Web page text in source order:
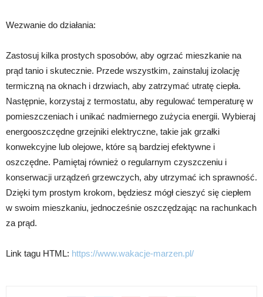
Wezwanie do działania:
Zastosuj kilka prostych sposobów, aby ogrzać mieszkanie na
prąd tanio i skutecznie. Przede wszystkim, zainstaluj izolację
termiczną na oknach i drzwiach, aby zatrzymać utratę ciepła.
Następnie, korzystaj z termostatu, aby regulować temperaturę w
pomieszczeniach i unikać nadmiernego zużycia energii. Wybieraj
energooszczędne grzejniki elektryczne, takie jak grzałki
konwekcyjne lub olejowe, które są bardziej efektywne i
oszczędne. Pamiętaj również o regularnym czyszczeniu i
konserwacji urządzeń grzewczych, aby utrzymać ich sprawność.
Dzięki tym prostym krokom, będziesz mógł cieszyć się ciepłem
w swoim mieszkaniu, jednocześnie oszczędzając na rachunkach
za prąd.
Link tagu HTML: https://www.wakacje-marzen.pl/